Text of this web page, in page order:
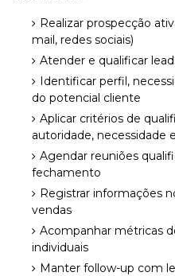
Realizar prospecção
mail, redes sociais)
Atender e qualificar
Identificar perfil,
do potencial cliente
Aplicar critérios de
autoridade, necessidade
Agendar reuniões
fechamento
Registrar informações
vendas
Acompanhar métricas
individuais
Manter follow-up com